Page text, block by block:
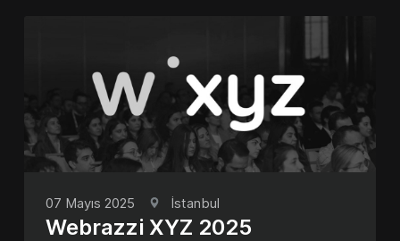
07 Mayıs 2025 İstanbul
Webrazzi XYZ 2025